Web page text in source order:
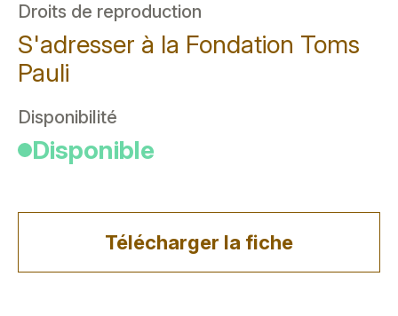
Droits de reproduction
S'adresser à la Fondation Toms
Pauli
Disponibilité
Disponible
Télécharger la fiche